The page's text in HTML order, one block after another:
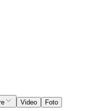
Video Foto